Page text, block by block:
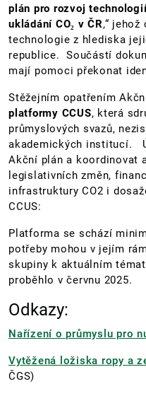
plán pro rozvoj
ukládání CO₂ v ČR,“
technologie z hlediska
republice. Součástí
mají pomoci překonat
Stěžejním opatřením
platformy CCUS, která
průmyslových svazů,
akademických institucí.
Akční plán a koordinovat
legislativních změn,
infrastruktury CO2 i
CCUS:
Platforma se schází
potřeby mohou v jejím
skupiny k aktuálním
proběhlo v červnu 2025.
Odkazy:
Nařízení o průmyslu pro
Vytěžená ložiska ropy a
ČGS)